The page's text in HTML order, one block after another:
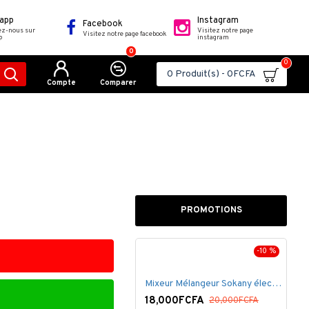
nous sur
Facebook
Visitez notre page facebook
Instagram
Visitez notre page
instagram
Compte Comparer
0
0 Produit(s) - 0FCFA
0
PROMOTIONS
Mixeur Mélangeur Sokany électrique .
-25 %